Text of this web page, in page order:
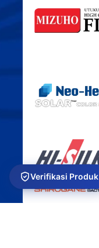
Verifikasi Produk